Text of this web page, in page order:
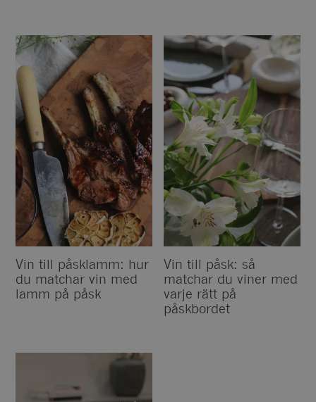
Vin till påsklamm: hur
du matchar vin med
lamm på påsk
Vin till påsk: så
matchar du viner med
varje rätt på
påskbordet